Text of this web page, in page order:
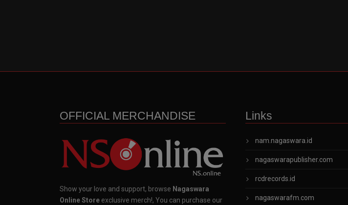
OFFICIAL MERCHANDISE
Show your love and support, browse Nagaswara
Online Store exclusive merch!, You can purchase our
Links
nam.nagaswara.id
nagaswarapublisher.com
rcdrecords.id
nagaswarafm.com